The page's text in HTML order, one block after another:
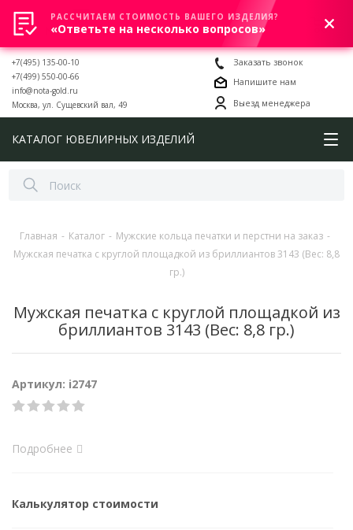
0
+7(495) 135-00-10
+7(499) 550-00-66
info@nota-gold.ru
Москва, ул. Сущевский вал, 49
Заказать звонок
Напишите нам
Выезд менеджера
КАТАЛОГ ЮВЕЛИРНЫХ ИЗДЕЛИЙ
Главная - Каталог - Мужские кольца печатки и перстни на заказ -
Мужская печатка с круглой площадкой из бриллиантов 3143 (Вес: 8,8
гр.)
Мужская печатка с круглой площадкой из
бриллиантов 3143 (Вес: 8,8 гр.)
Артикул: i2747
Подробнее
Калькулятор стоимости
РАССЧИТАЕМ СТОИМОСТЬ ВАШЕГО ИЗДЕЛИЯ?
«Ответьте на несколько вопросов»